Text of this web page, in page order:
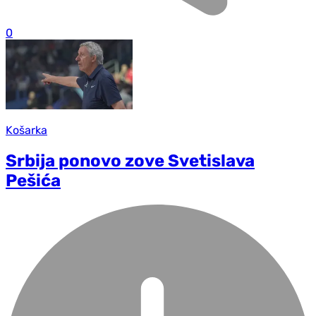
0
Košarka
Srbija ponovo zove Svetislava
Pešića